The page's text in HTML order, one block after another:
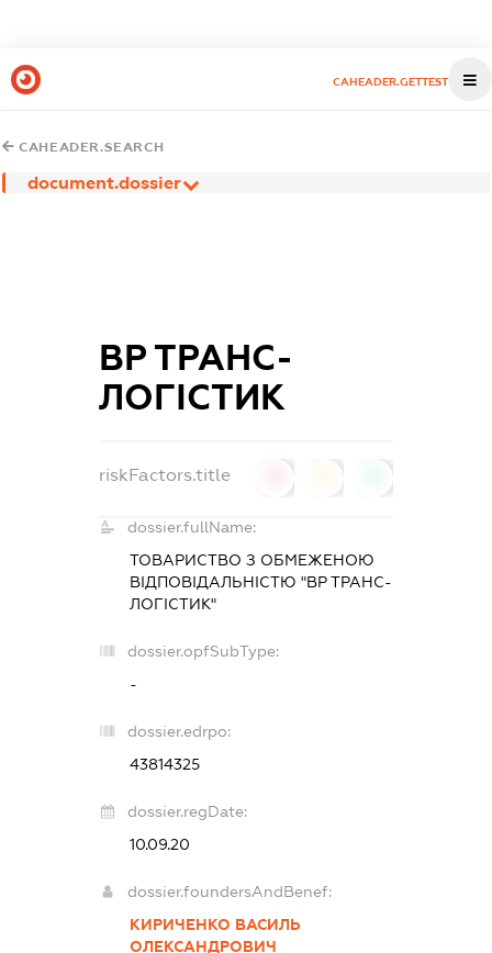
CAHEADER.GETTEST
CAHEADER.SEARCH
document.dossier
ВР ТРАНС-
ЛОГІСТИК
riskFactors.title
dossier.fullName:
ТОВАРИСТВО З ОБМЕЖЕНОЮ
ВІДПОВІДАЛЬНІСТЮ "ВР ТРАНС-
ЛОГІСТИК"
dossier.opfSubType:
-
dossier.edrpo:
43814325
dossier.regDate:
10.09.20
dossier.foundersAndBenef:
КИРИЧЕНКО ВАСИЛЬ
ОЛЕКСАНДРОВИЧ